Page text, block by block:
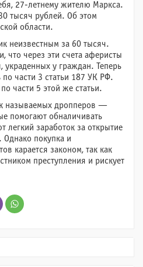
27-летнему жителю Маркса.
тысяч рублей. Об этом
области.
неизвестным за 60 тысяч.
что через эти счета аферисты
у граждан. Теперь
по части 3 статьи 187 УК РФ.
части 5 этой же статьи.
называемых дропперов —
помогают обналичивать
заработок за открытие
Однако покупка и
карается законом, так как
преступления и рискует